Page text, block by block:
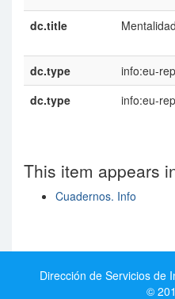
dc.title
dc.type
info:eu-
dc.type
info:eu-
This item appears
Cuadernos. Info
Dirección de Servicios de
©